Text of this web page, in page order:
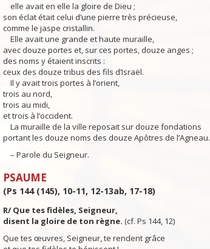
elle avait en elle la gloire de Dieu ;
son éclat était celui d’une pierre très précieuse,
comme le jaspe cristallin.
Elle avait une grande et haute muraille,
avec douze portes et, sur ces portes, douze anges ;
des noms y étaient inscrits :
ceux des douze tribus des fils d’Israël.
Il y avait trois portes à l’orient,
trois au nord,
trois au midi,
et trois à l’occident.
La muraille de la ville reposait sur douze fondations
portant les douze noms des douze Apôtres de l’Agneau.
– Parole du Seigneur.
PSAUME
(Ps 144 (145), 10-11, 12-13ab, 17-18)
R/ Que tes fidèles, Seigneur,
disent la gloire de ton règne. (cf. Ps 144, 12)
Que tes œuvres, Seigneur, te rendent grâce